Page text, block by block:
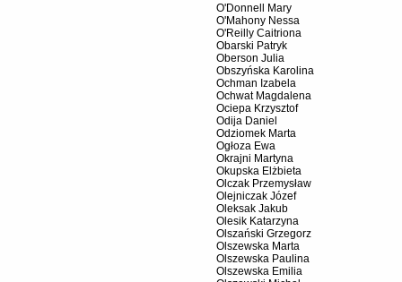
O'Donnell Mary
O'Mahony Nessa
O'Reilly Caitriona
Obarski Patryk
Oberson Julia
Obszyńska Karolina
Ochman Izabela
Ochwat Magdalena
Ociepa Krzysztof
Odija Daniel
Odziomek Marta
Ogłoza Ewa
Okrajni Martyna
Okupska Elżbieta
Olczak Przemysław
Olejniczak Józef
Oleksak Jakub
Olesik Katarzyna
Olszański Grzegorz
Olszewska Marta
Olszewska Paulina
Olszewska Emilia